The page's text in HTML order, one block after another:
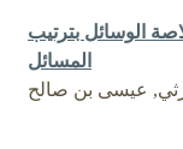
الوسائل بترتيب
المسائل
عيسى بن صالح